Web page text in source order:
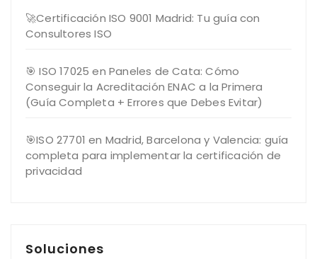
🚀Certificación ISO 9001 Madrid: Tu guía con
Consultores ISO
🎯 ISO 17025 en Paneles de Cata: Cómo
Conseguir la Acreditación ENAC a la Primera
(Guía Completa + Errores que Debes Evitar)
🎯ISO 27701 en Madrid, Barcelona y Valencia: guía
completa para implementar la certificación de
privacidad
Soluciones